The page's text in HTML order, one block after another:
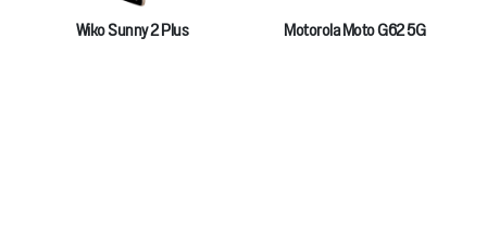
Wiko Sunny 2 Plus Motorola Moto G62 5G